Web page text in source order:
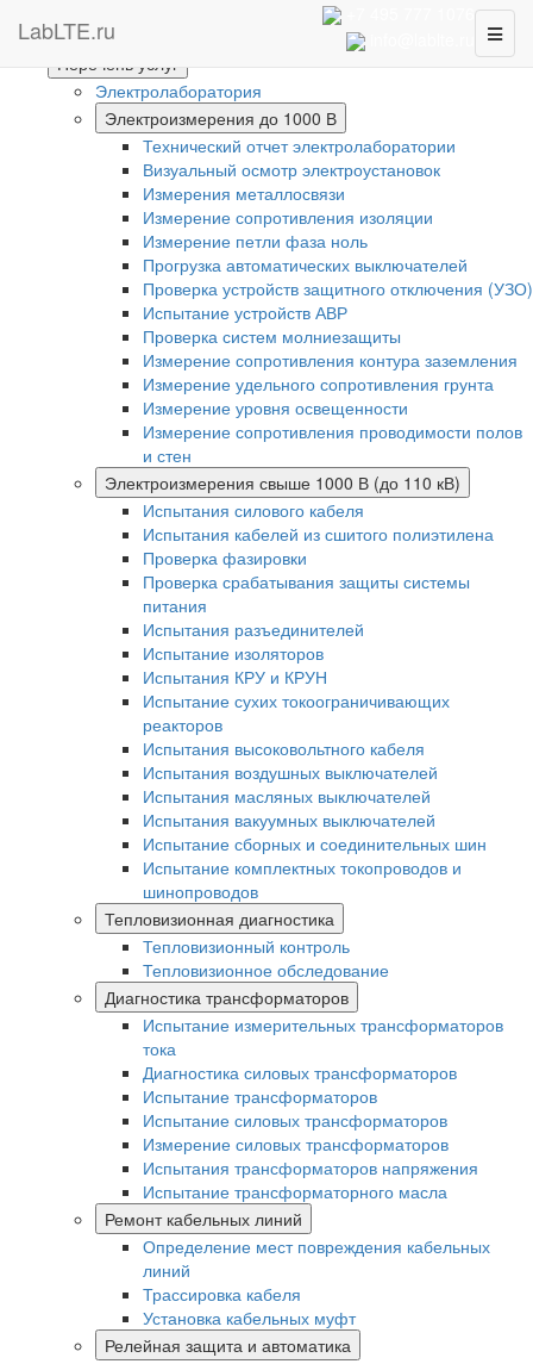
LabLTE.ru
Главная
Перечень услуг
Электролаборатория
Электроизмерения до 1000 В
Технический отчет электролаборатории
Визуальный осмотр электроустановок
Измерения металлосвязи
Измерение сопротивления изоляции
Измерение петли фаза ноль
Прогрузка автоматических выключателей
Проверка устройств защитного отключения (УЗО)
Испытание устройств АВР
Проверка систем молниезащиты
Измерение сопротивления контура заземления
Измерение удельного сопротивления грунта
Измерение уровня освещенности
Измерение сопротивления проводимости полов
и стен
Электроизмерения свыше 1000 В (до 110 кВ)
Испытания силового кабеля
Испытания кабелей из сшитого полиэтилена
Проверка фазировки
Проверка срабатывания защиты системы
питания
Испытания разъединителей
Испытание изоляторов
Испытания КРУ и КРУН
Испытание сухих токоограничивающих
реакторов
Испытания высоковольтного кабеля
Испытания воздушных выключателей
Испытания масляных выключателей
Испытания вакуумных выключателей
Испытание сборных и соединительных шин
Испытание комплектных токопроводов и
шинопроводов
Тепловизионная диагностика
Тепловизионный контроль
Тепловизионное обследование
Диагностика трансформаторов
Испытание измерительных трансформаторов
тока
Диагностика силовых трансформаторов
Испытание трансформаторов
Испытание силовых трансформаторов
Измерение силовых трансформаторов
Испытания трансформаторов напряжения
Испытание трансформаторного масла
Ремонт кабельных линий
Определение мест повреждения кабельных
линий
Трассировка кабеля
Установка кабельных муфт
Релейная защита и автоматика